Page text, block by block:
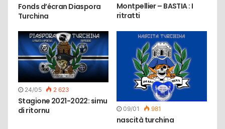
Fonds d’écran Diaspora
Turchina
Montpellier – BASTIA : I
ritratti
24/05 2 623
Stagione 2021-2022: simu
di ritornu
09/01 981
nascità turchina